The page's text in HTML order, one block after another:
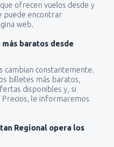
ofrecen vuelos desde y
puede encontrar
web.
baratos desde
cambian constantemente.
billetes más baratos,
disponibles y, si
le informaremos
Regional opera los